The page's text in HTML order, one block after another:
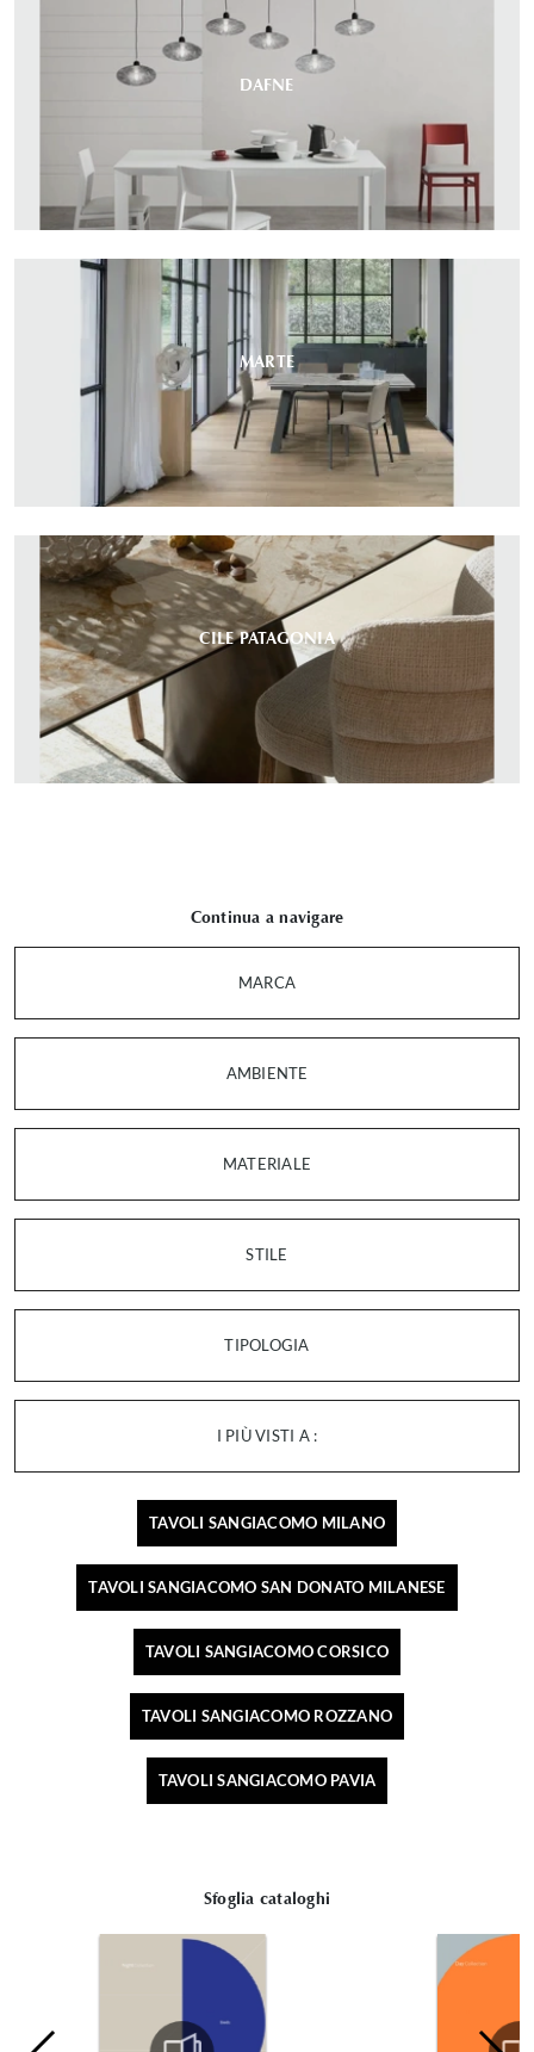
DAFNE
MARTE
CILE PATAGONIA
Continua a navigare
MARCA
AMBIENTE
MATERIALE
STILE
TIPOLOGIA
I PIÙ VISTI A :
TAVOLI SANGIACOMO MILANO
TAVOLI SANGIACOMO SAN DONATO MILANESE
TAVOLI SANGIACOMO CORSICO
TAVOLI SANGIACOMO ROZZANO
TAVOLI SANGIACOMO PAVIA
Sfoglia cataloghi